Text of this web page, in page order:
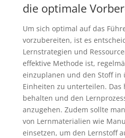
die optimale
Um sich optimal auf das
vorzubereiten, ist es
Lernstrategien und
effektive Methode ist,
einzuplanen und den Stoff in
Einheiten zu unterteilen.
behalten und den
anzugehen. Zudem sollte
von Lernmaterialien wie
einsetzen, um den Lernstoff